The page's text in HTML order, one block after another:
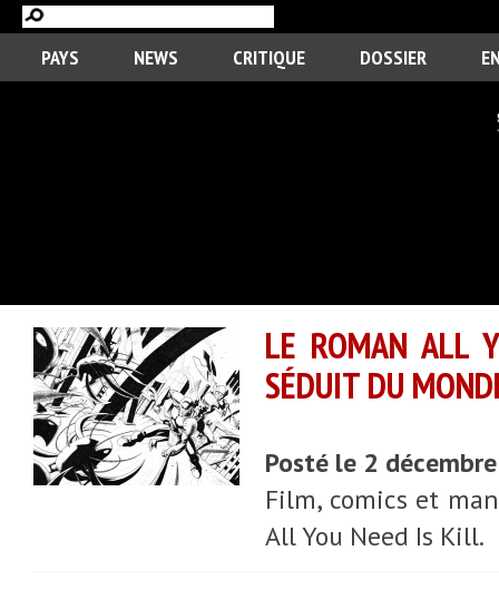
PAYS NEWS CRITIQUE DOSSIER
LE ROMAN ALL
SÉDUIT DU
Posté le 2
Film, comics et
All You Need Is Kill.